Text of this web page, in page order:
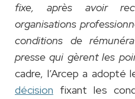
fixe, après avoir
organisations
conditions de
presse qui gèrent les
cadre, l’Arcep a adopté
décision fixant les